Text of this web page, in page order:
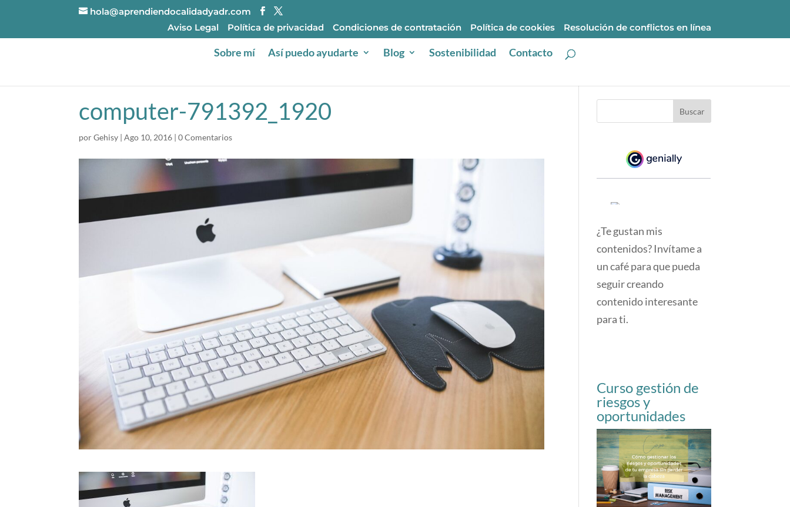
hola@aprendiendocalidadyadr.com
Aviso Legal
Política de privacidad Condiciones de contratación Política de cookies Resolución de conflictos en línea
Sobre mí Así puedo ayudarte Blog Sostenibilidad Contacto
computer-791392_1920
porGehisy |Ago 10, 2016 |0 Comentarios
¿Te gustan mis
contenidos? Invítame a
un café para que pueda
seguir creando
contenido interesante
para ti.
Curso gestión de
riesgos y
oportunidades